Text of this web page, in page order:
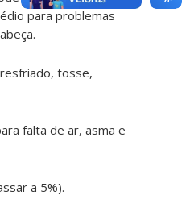
para problemas
tosse,
falta de ar, asma e
a 5%).